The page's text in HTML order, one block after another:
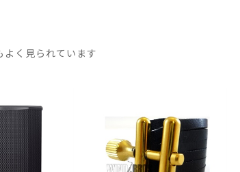
よく見られています